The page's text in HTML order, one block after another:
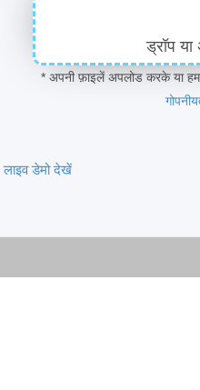
ड्रॉप
* अपनी फ़ाइलें अपलोड करके या
लाइव डेमो देखें